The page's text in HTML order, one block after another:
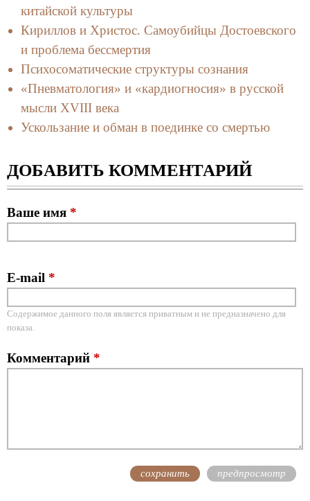
китайской культуры
Кириллов и Христос. Самоубийцы Достоевского
и проблема бессмертия
Психосоматические структуры сознания
«Пневматология» и «кардиогносия» в русской
мысли XVIII века
Ускользание и обман в поединке со смертью
ДОБАВИТЬ КОММЕНТАРИЙ
Ваше имя *
E-mail *
Содержимое данного поля является приватным и не предназначено для
показа.
Комментарий *